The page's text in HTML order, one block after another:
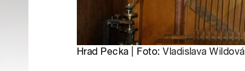
Hrad Pecka | Foto:Vladislava Wildová